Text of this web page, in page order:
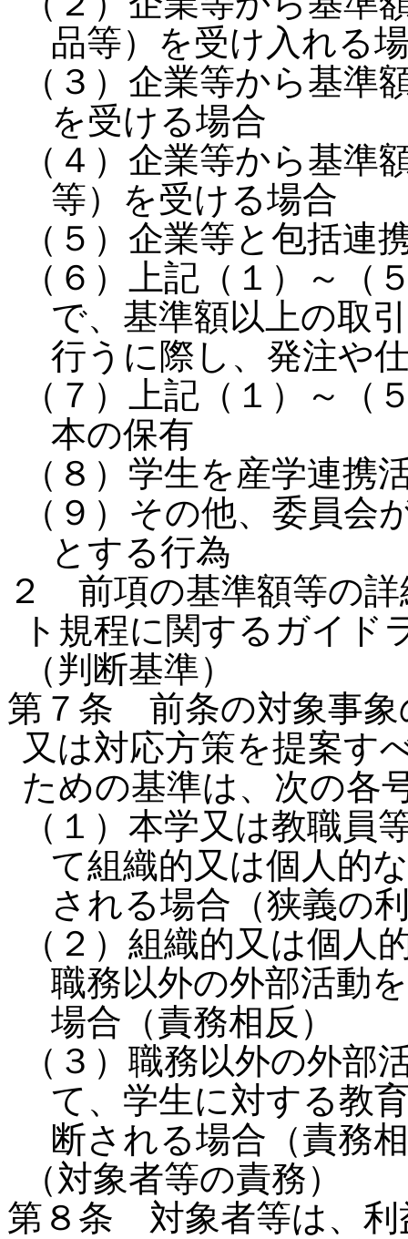
品等）を受け入れる
（３）企業等から基準
を受ける場合
（４）企業等から基準
等）を受ける場合
（５）企業等と包括連
（６）上記（１）～（
で、基準額以上の取
行うに際し、発注や
（７）上記（１）～（
本の保有
（８）学生を産学連携
（９）その他、委員会
とする行為
２ 前項の基準額等の
ト規程に関するガイド
（判断基準）
第７条 前条の対象事象
又は対応方策を提案す
ための基準は、次の各
（１）本学又は教職員
て組織的又は個人的
される場合（狭義の
（２）組織的又は個人
職務以外の外部活動
場合（責務相反）
（３）職務以外の外部
て、学生に対する教
断される場合（責務
（対象者等の責務）
第８条 対象者等は、利